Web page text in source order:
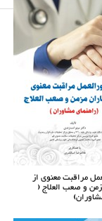
مراقبت معنوی از
و صعب العلاج (